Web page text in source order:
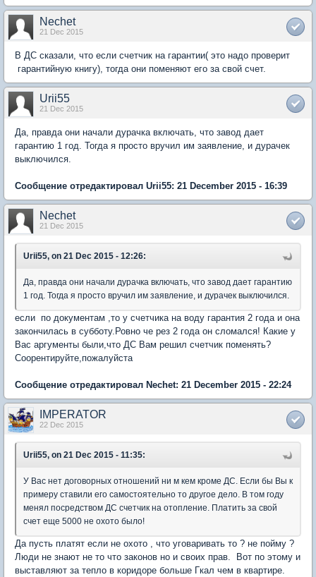
Nechet
21 Dec 2015
В ДС сказали, что если счетчик на гарантии( это надо проверит
гарантийную книгу), тогда они поменяют его за свой счет.
Urii55
21 Dec 2015
Да, правда они начали дурачка включать, что завод дает
гарантию 1 год. Тогда я просто вручил им заявление, и дурачек
выключился.
Сообщение отредактировал Urii55: 21 December 2015 - 16:39
Nechet
21 Dec 2015
Urii55, on 21 Dec 2015 - 12:26:
Да, правда они начали дурачка включать, что завод дает гарантию
1 год. Тогда я просто вручил им заявление, и дурачек выключился.
если по документам ,то у счетчика на воду гарантия 2 года и она
закончилась в субботу.Ровно че рез 2 года он сломался! Какие у
Вас аргументы были,что ДС Вам решил счетчик поменять?
Соорентируйте,пожалуйста
Сообщение отредактировал Nechet: 21 December 2015 - 22:24
IMPERATOR
22 Dec 2015
Urii55, on 21 Dec 2015 - 11:35:
У Вас нет договорных отношений ни м кем кроме ДС. Если бы Вы к
примеру ставили его самостоятельно то другое дело. В том году
менял посредством ДС счетчик на отопление. Платить за свой
счет еще 5000 не охото было!
Да пусть платят если не охото , что уговаривать то ? не пойму ?
Люди не знают не то что законов но и своих прав. Вот по этому и
выставляют за тепло в коридоре больше Гкал чем в квартире.